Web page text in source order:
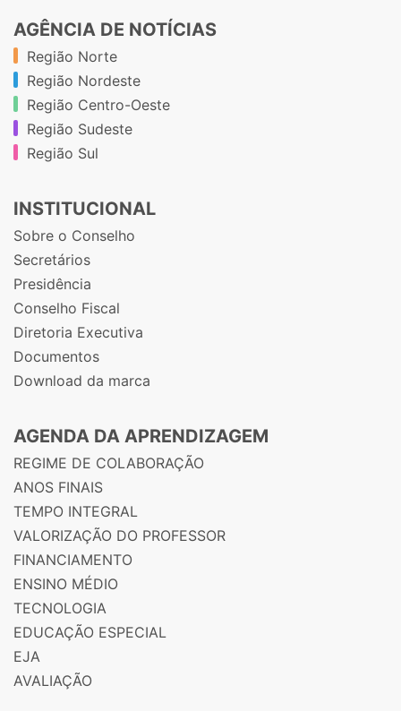
AGÊNCIA DE NOTÍCIAS
Região Norte
Região Nordeste
Região Centro-Oeste
Região Sudeste
Região Sul
INSTITUCIONAL
Sobre o Conselho
Secretários
Presidência
Conselho Fiscal
Diretoria Executiva
Documentos
Download da marca
AGENDA DA APRENDIZAGEM
REGIME DE COLABORAÇÃO
ANOS FINAIS
TEMPO INTEGRAL
VALORIZAÇÃO DO PROFESSOR
FINANCIAMENTO
ENSINO MÉDIO
TECNOLOGIA
EDUCAÇÃO ESPECIAL
EJA
AVALIAÇÃO